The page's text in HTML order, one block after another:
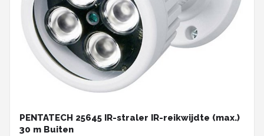
PENTATECH 25645 IR-straler IR-reikwijdte (max.)
30 m Buiten